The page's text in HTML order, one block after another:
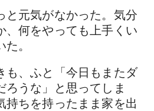
と元気がなかった。気分
、何をやっても上手くい
。
も、ふと「今日もまたダ
ろうな」と思ってしま
持ちを持ったまま家を出